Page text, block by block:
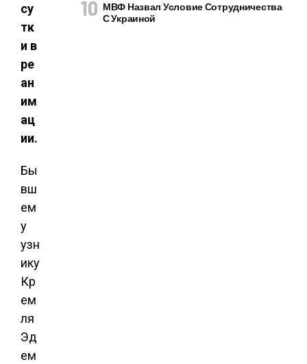
су
тк
и в
ре
ан
им
ац
ии.
Бы
вш
ем
у
узн
ику
Кр
ем
ля
Эд
ем
МВФ Назвал Условие Сотрудничества
С Украиной